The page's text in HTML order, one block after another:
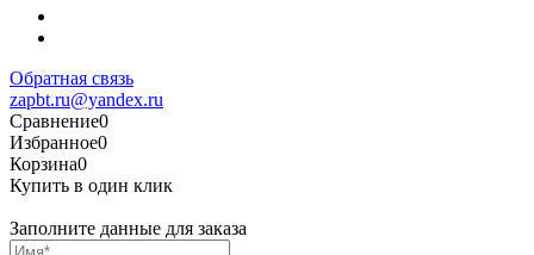
Обратная связь
zapbt.ru@yandex.ru
Сравнение0
Избранное0
Корзина0
Купить в один клик
Заполните данные для заказа